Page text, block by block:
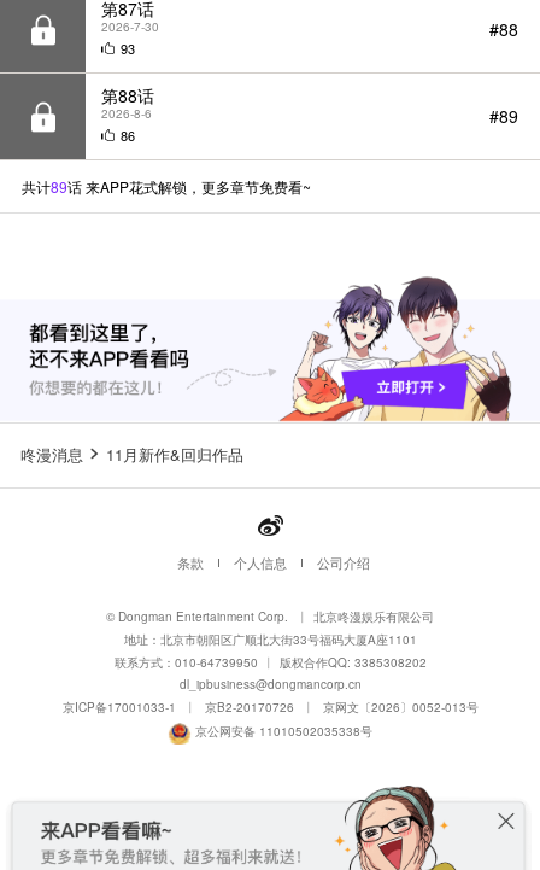
第88话
2026-8-6
86
#89
共计89 话 来APP花式解锁，更多章节免费看~
咚漫消息 11月新作&回归作品
© Dongman Entertainment Corp.
地址：北京市朝阳区广顺北大街33号福码大厦A座1101
京ICP备17001033-1 丨 京B2-20170726 丨 京网文〔2026〕0052-013号
京公网安备 11010502035338号